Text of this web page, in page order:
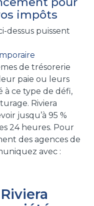
impôts
dessus puissent
de trésorerie
paie ou leurs
à ce type de défi,
Riviera
jusqu’à 95 %
24 heures. Pour
des agences de
avec :